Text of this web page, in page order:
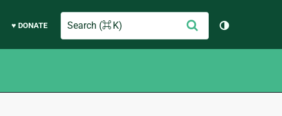
♥ DONATE
Search
信
テーマを切